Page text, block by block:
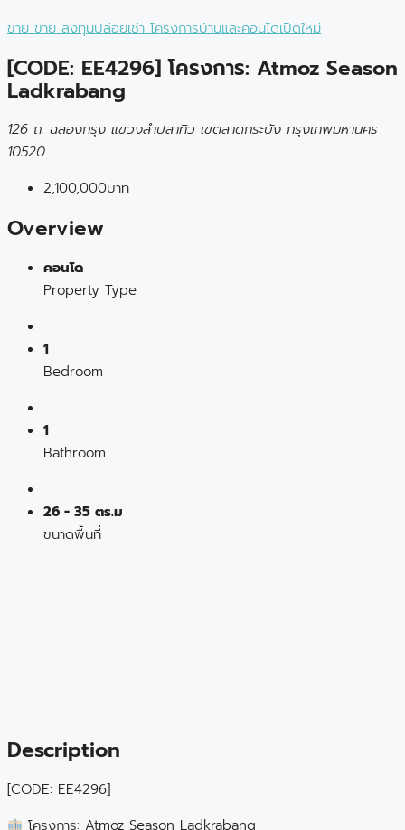
ขาย ขาย ลงทุนปล่อยเช่า โครงการบ้านและคอนโดเปิดใหม่
[CODE: EE4296] โครงการ: Atmoz Season
Ladkrabang
126 ถ. ฉลองกรุง แขวงลำปลาทิว เขตลาดกระบัง กรุงเทพมหานคร
10520
2,100,000บาท
Overview
คอนโด
Property Type
1
Bedroom
1
Bathroom
26 - 35 ตร.ม
ขนาดพื้นที่
Description
[CODE: EE4296]
โครงการ: Atmoz Season Ladkrabang